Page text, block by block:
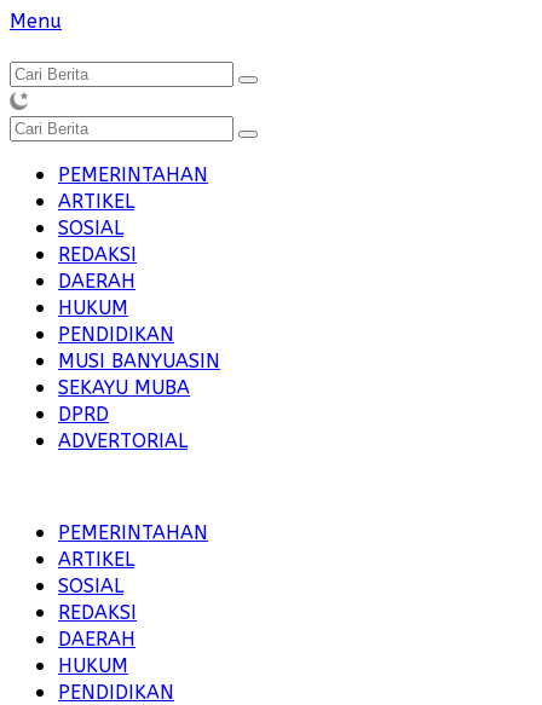
Langsung
konten
Menu
PEMERINTAHAN
ARTIKEL
SOSIAL
REDAKSI
DAERAH
HUKUM
PENDIDIKAN
MUSI BANYUASIN
SEKAYU MUBA
DPRD
ADVERTORIAL
PEMERINTAHAN
ARTIKEL
SOSIAL
REDAKSI
DAERAH
HUKUM
PENDIDIKAN